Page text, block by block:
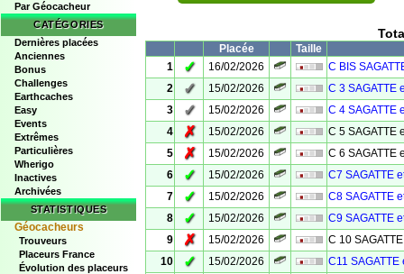
Par Géocacheur
CATÉGORIES
Dernières placées
Anciennes
Bonus
Challenges
Earthcaches
Easy
Events
Extrêmes
Particulières
Wherigo
Inactives
Archivées
STATISTIQUES
Géocacheurs
Trouveurs
Placeurs France
Évolution des placeurs
Placée
Taille
1
✓ 16/02/2026
C BIS
2
✓ 15/02/2026
C 3 SAGATTE
3
✓ 15/02/2026
C 4 SAGATTE
4
✗ 15/02/2026
C 5 SAGATTE
5
✗ 15/02/2026
C 6 SAGATTE
6
✓ 15/02/2026
C7 SAGATTE
7
✓ 15/02/2026
C8 SAGATTE
8
✓ 15/02/2026
C9 SAGATTE
9
✗ 15/02/2026
C 10
10
✓ 15/02/2026
C11 SAGATTE